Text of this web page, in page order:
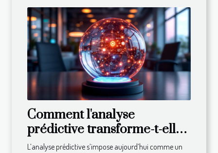
Comment l'analyse
prédictive transforme-t-elle
les décisions commerciales ?
L’analyse prédictive s’impose aujourd’hui comme un